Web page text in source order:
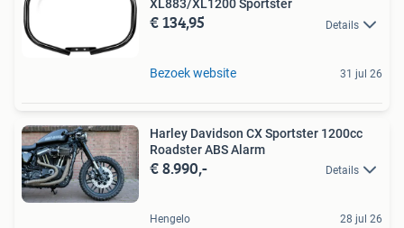
XL883/XL1200 Sportster
€ 134,95 Details
Bezoek website 31 jul 26
Harley Davidson CX Sportster 1200cc
Roadster ABS Alarm
€ 8.990,- Details
Hengelo 28 jul 26